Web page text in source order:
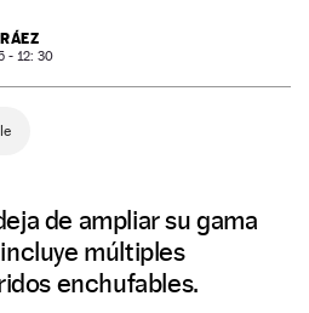
- 12: 30
de ampliar su gama
múltiples
enchufables.